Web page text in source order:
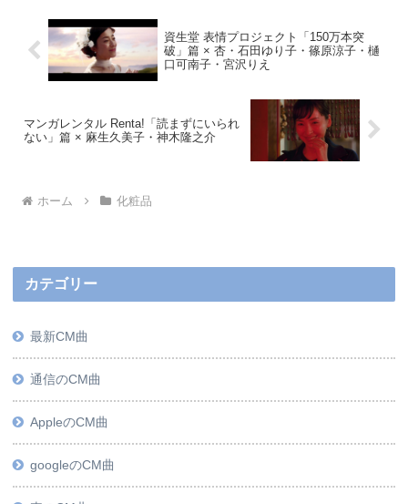
資生堂 表情プロジェクト「150万本突
破」篇 × 杏・石田ゆり子・篠原涼子・樋
口可南子・宮沢りえ
マンガレンタル Renta!「読まずにいられ
ない」篇 × 麻生久美子・神木隆之介
ホーム 化粧品
カテゴリー
最新CM曲
通信のCM曲
AppleのCM曲
googleのCM曲